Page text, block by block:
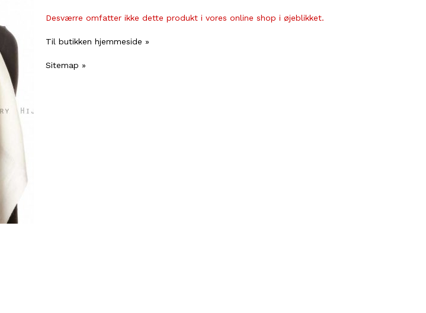
Desværre omfatter ikke dette produkt i vores online shop i øjeblikket.
Til butikken hjemmeside »
Sitemap »